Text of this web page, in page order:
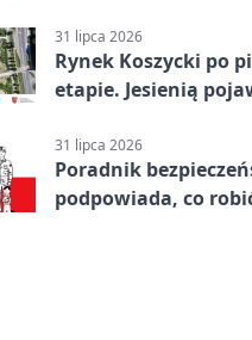
31 lipca 2026
Rynek Koszycki po
etapie. Jesienią
31 lipca 2026
Poradnik
podpowiada, co